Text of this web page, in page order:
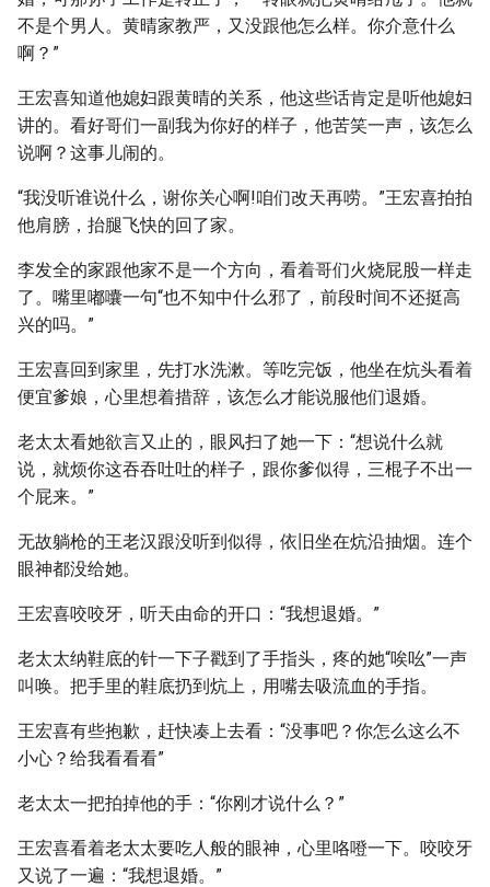
不是个男人。黄晴家教严，又没跟他怎么样。你介意什么
啊？”
王宏喜知道他媳妇跟黄晴的关系，他这些话肯定是听他媳妇
讲的。看好哥们一副我为你好的样子，他苦笑一声，该怎么
说啊？这事儿闹的。
“我没听谁说什么，谢你关心啊!咱们改天再唠。”王宏喜拍拍
他肩膀，抬腿飞快的回了家。
李发全的家跟他家不是一个方向，看着哥们火烧屁股一样走
了。嘴里嘟囔一句“也不知中什么邪了，前段时间不还挺高
兴的吗。”
王宏喜回到家里，先打水洗漱。等吃完饭，他坐在炕头看着
便宜爹娘，心里想着措辞，该怎么才能说服他们退婚。
老太太看她欲言又止的，眼风扫了她一下：“想说什么就
说，就烦你这吞吞吐吐的样子，跟你爹似得，三棍子不出一
个屁来。”
无故躺枪的王老汉跟没听到似得，依旧坐在炕沿抽烟。连个
眼神都没给她。
王宏喜咬咬牙，听天由命的开口：“我想退婚。”
老太太纳鞋底的针一下子戳到了手指头，疼的她“唉吆”一声
叫唤。把手里的鞋底扔到炕上，用嘴去吸流血的手指。
王宏喜有些抱歉，赶快凑上去看：“没事吧？你怎么这么不
小心？给我看看看”
老太太一把拍掉他的手：“你刚才说什么？”
王宏喜看着老太太要吃人般的眼神，心里咯噔一下。咬咬牙
又说了一遍：“我想退婚。”